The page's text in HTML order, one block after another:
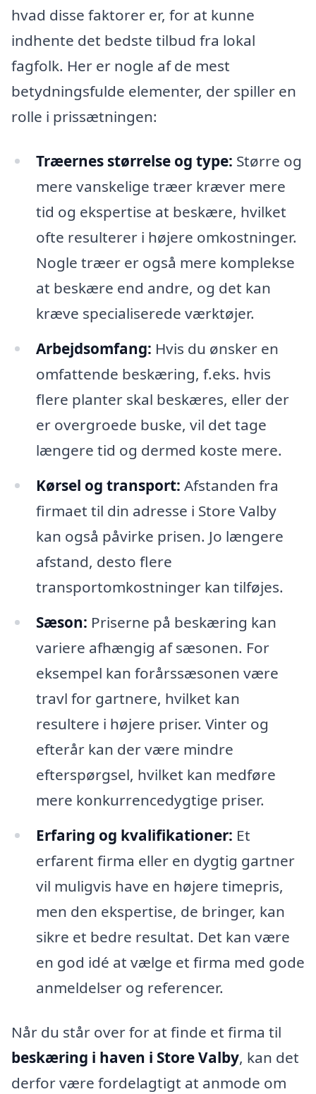
hvad disse faktorer er, for at kunne
indhente det bedste tilbud fra lokal
fagfolk. Her er nogle af de mest
betydningsfulde elementer, der spiller en
rolle i prissætningen:
Træernes størrelse og type: Større og
mere vanskelige træer kræver mere
tid og ekspertise at beskære, hvilket
ofte resulterer i højere omkostninger.
Nogle træer er også mere komplekse
at beskære end andre, og det kan
kræve specialiserede værktøjer.
Arbejdsomfang: Hvis du ønsker en
omfattende beskæring, f.eks. hvis
flere planter skal beskæres, eller der
er overgroede buske, vil det tage
længere tid og dermed koste mere.
Kørsel og transport: Afstanden fra
firmaet til din adresse i Store Valby
kan også påvirke prisen. Jo længere
afstand, desto flere
transportomkostninger kan tilføjes.
Sæson: Priserne på beskæring kan
variere afhængig af sæsonen. For
eksempel kan forårssæsonen være
travl for gartnere, hvilket kan
resultere i højere priser. Vinter og
efterår kan der være mindre
efterspørgsel, hvilket kan medføre
mere konkurrencedygtige priser.
Erfaring og kvalifikationer: Et
erfarent firma eller en dygtig gartner
vil muligvis have en højere timepris,
men den ekspertise, de bringer, kan
sikre et bedre resultat. Det kan være
en god idé at vælge et firma med gode
anmeldelser og referencer.
Når du står over for at finde et firma til
beskæring i haven i Store Valby, kan det
derfor være fordelagtigt at anmode om